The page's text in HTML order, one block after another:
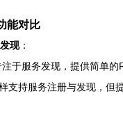
能对比
现：
于服务发现，提供简单的
支持服务注册与发现，但